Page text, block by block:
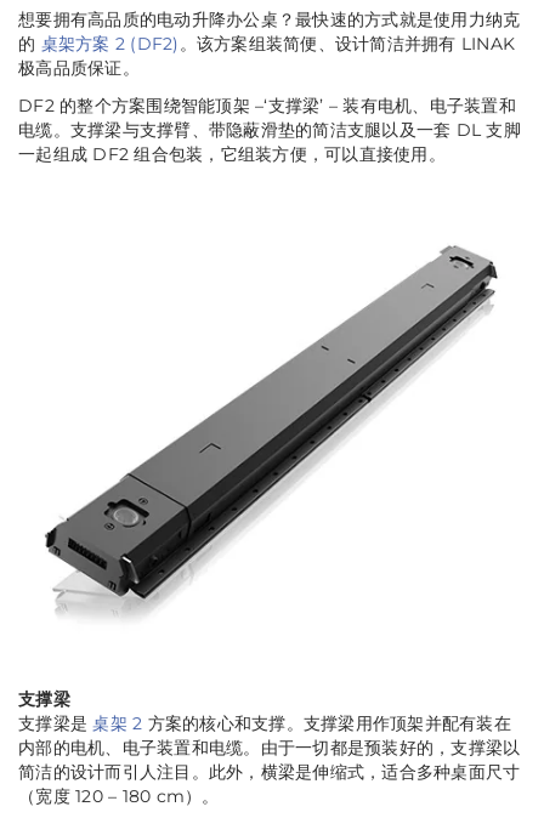
想要拥有高品质的电动升降办公桌？最快速的方式就是使用力纳克
的 桌架方案 2 (DF2)。该方案组装简便、设计简洁并拥有 LINAK
极高品质保证。
DF2 的整个方案围绕智能顶架 –‘支撑梁’ – 装有电机、电子装置和
电缆。支撑梁与支撑臂、带隐蔽滑垫的简洁支腿以及一套 DL 支脚
一起组成 DF2 组合包装，它组装方便，可以直接使用。
支撑梁
支撑梁是桌架 2 方案的核心和支撑。支撑梁用作顶架并配有装在
内部的电机、电子装置和电缆。由于一切都是预装好的，支撑梁以
简洁的设计而引人注目。此外，横梁是伸缩式，适合多种桌面尺寸
（宽度 120 – 180 cm）。